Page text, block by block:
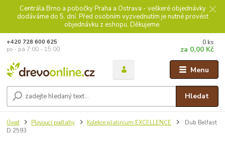
Centrála Brno a pobočky Praha a Ostrava - veškeré objednávky
dodáváme do 5. dní. Před osobním vyzvednutím je nutné provést
objednávku z eshopu. Děkujeme.
Menu
Hledat
+420 728 600 625
po - pá 7:00 - 15:00
0 ks
za 0,00 Kč
Úvod Plovoucí podlahy Kolekce platinium EXCELLENCE
Dub Belfast
D 2593